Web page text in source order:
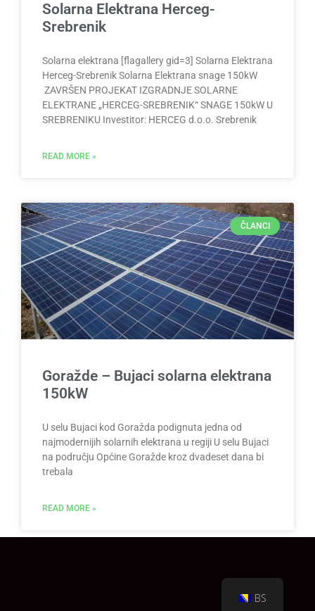
Solarna Elektrana Herceg-
Srebrenik
Solarna elektrana [flagallery gid=3] Solarna Elektrana
Herceg-Srebrenik Solarna Elektrana snage 150kW
ZAVRŠEN PROJEKAT IZGRADNJE SOLARNE
ELEKTRANE „HERCEG-SREBRENIK“ SNAGE 150kW U
SREBRENIKU Investitor: HERCEG d.o.o. Srebrenik
READ MORE »
ČLANCI
Goražde – Bujaci solarna elektrana
150kW
U selu Bujaci kod Goražda podignuta jedna od
najmodernijih solarnih elektrana u regiji U selu Bujaci
na području Općine Goražde kroz dvadeset dana bi
trebala
READ MORE »
BS